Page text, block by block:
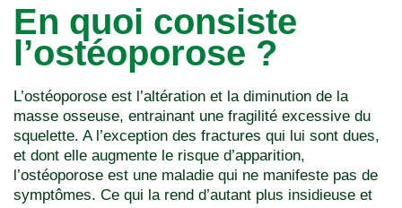
En quoi consiste
l’ostéoporose ?
L’ostéoporose est l’altération et la diminution de la
masse osseuse, entrainant une fragilité excessive du
squelette. A l’exception des fractures qui lui sont dues,
et dont elle augmente le risque d’apparition,
l’ostéoporose est une maladie qui ne manifeste pas de
symptômes. Ce qui la rend d’autant plus insidieuse et